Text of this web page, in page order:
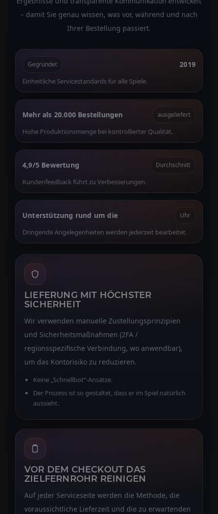
– damit Sie genau wissen, was vor, während und nach
Ihrer Bestellung passiert.
Gegründet 2019
Einheitliche Servicestandards für alle Spiele.
Mehr als 20.000 Bestellungen ausgeliefert
Hohe Produktionsmenge bei kontrollierter Qualität.
4,9/5 Bewertung Durchschnitt
Kundenfeedback führt zu Verbesserungen.
Unterstützung rund um die Uhr
Dringende Angelegenheiten werden jederzeit bearbeitet.
LIEFERUNG MIT HÖCHSTER
SICHERHEIT
Wir verwenden manuelle Zustellungsprinzipien
und Sicherheitsmaßnahmen (2FA /
regionsspezifische Verbindung, wo anwendbar),
um das Kontorisiko zu reduzieren.
Keine „Schnellbot“-Ansätze.
Der Prozess ist so gestaltet, dass er im Spiel natürlich
aussieht.
VOR DEM CHECKOUT DAS
ZIELFERNROHR REINIGEN
Auf jeder Serviceseite werden die Methode, die
voraussichtliche Lieferzeit und die zu erwartenden